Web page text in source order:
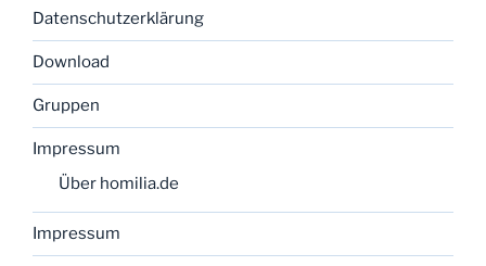
Datenschutzerklärung
Download
Gruppen
Impressum
Über homilia.de
Impressum